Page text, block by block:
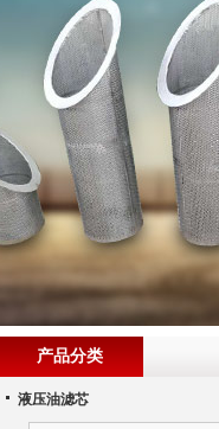
产品分类
液压油滤芯